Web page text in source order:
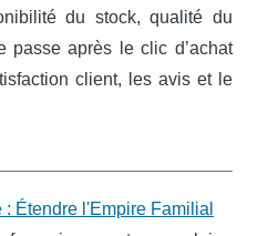
du stock, qualité du
après le clic d’achat
client, les avis et le
Étendre l'Empire Familial